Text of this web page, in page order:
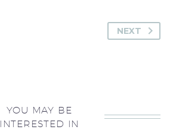
NEXT
YOU MAY BE
INTERESTED IN